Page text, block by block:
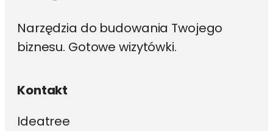
Narzędzia do budowania Twojego
biznesu. Gotowe wizytówki.
Kontakt
Ideatree